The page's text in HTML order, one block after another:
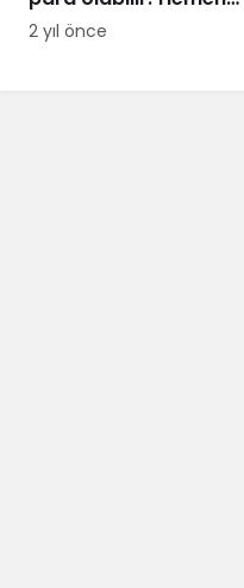
e-Devlet’ten kontrol
2 yıl önce